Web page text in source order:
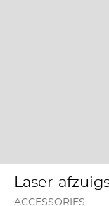
Laser-
ACCESSORIES